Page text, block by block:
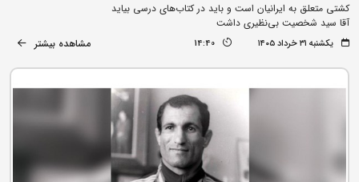
کشتی متعلق به ایرانیان است و باید در کتاب‌های درسی بیاید
آقا سید شخصیت بی‌نظیری داشت
یکشنبه ۳۱ خرداد ۱۴۰۵ 14:40 مشاهده بیشتر